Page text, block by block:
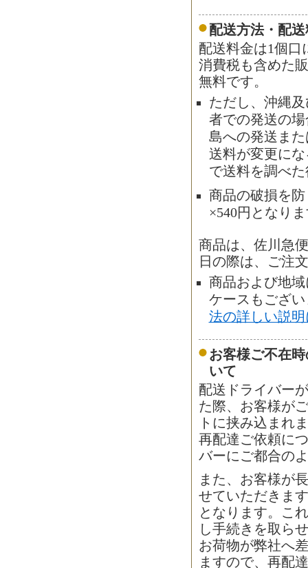
配送方法・配
配送料金は1個口
消費税も含めた
無料です。
ただし、沖縄
者での発送の
島への発送ま
送料が変更に
で送料を調べ
商品の破損を
×540円となり
商品は、佐川急
日の際は、ご注
商品および地
ケースもござ
法の詳しい説
お客様ご不在
いて
配送ドライバー
た際、お客様が
トに挟み込まれ
再配達ご依頼に
バーにご都合の
また、お客様が
せていただきま
となります。こ
し手続きを取ら
お荷物が弊社へ
ますので、再配